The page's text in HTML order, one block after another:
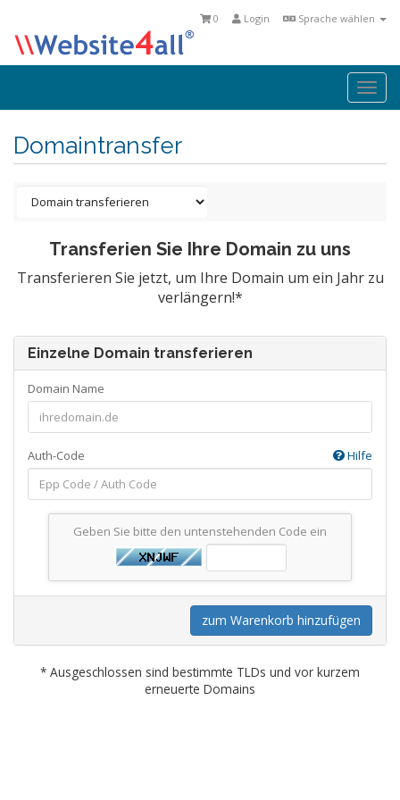
Sprache wählen
Login
0
Domaintransfer
Transferien Sie Ihre Domain zu uns
Transferieren Sie jetzt, um Ihre Domain um ein Jahr zu
verlängern!*
Einzelne Domain transferieren
Domain Name
Auth-Code Hilfe
Geben Sie bitte den untenstehenden Code ein
zum Warenkorb hinzufügen
* Ausgeschlossen sind bestimmte TLDs und vor kurzem
erneuerte Domains